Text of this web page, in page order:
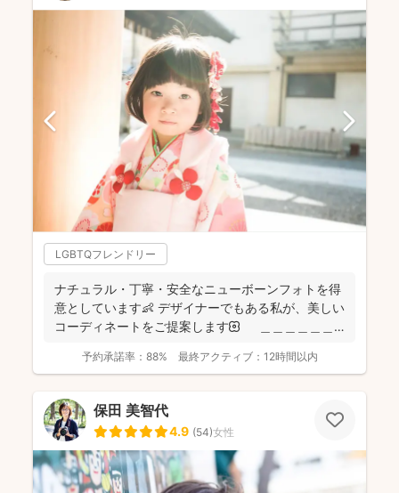
LGBTQフレンドリー
ナチュラル・丁寧・安全なニューボーンフォトを得
意としています👶 デザイナーでもある私が、美しい
コーディネートをご提案します🌼 ＿＿＿＿＿＿
予約承諾率： 88% 最終アクティブ： 12時間以内
保田 美智代
4.9 (54)女性